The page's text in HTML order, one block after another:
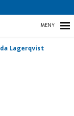
Lagerqvist